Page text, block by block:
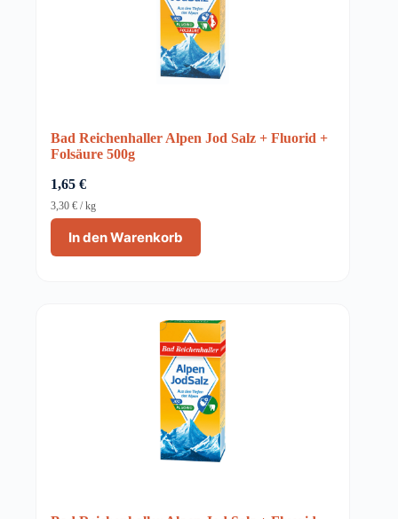
Bad Reichenhaller Alpen Jod Salz + Fluorid +
Folsäure 500g
1,65 €
In den Warenkorb
3,30 € /kg